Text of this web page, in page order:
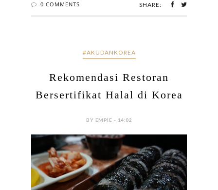
0 COMMENTS SHARE:
#AKUDANKOREA
Rekomendasi Restoran
Bersertifikat Halal di Korea
BY EMPIE - 14:02